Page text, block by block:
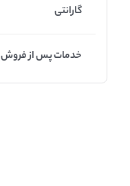
گارانتی
خدمات پس از فروش